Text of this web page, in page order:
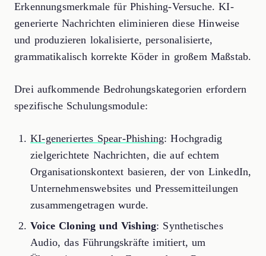
Erkennungsmerkmale für Phishing-Versuche. KI-
generierte Nachrichten eliminieren diese Hinweise
und produzieren lokalisierte, personalisierte,
grammatikalisch korrekte Köder in großem Maßstab.
Drei aufkommende Bedrohungskategorien erfordern
spezifische Schulungsmodule:
KI-generiertes Spear-Phishing: Hochgradig
zielgerichtete Nachrichten, die auf echtem
Organisationskontext basieren, der von LinkedIn,
Unternehmenswebsites und Pressemitteilungen
zusammengetragen wurde.
Voice Cloning und Vishing: Synthetisches
Audio, das Führungskräfte imitiert, um